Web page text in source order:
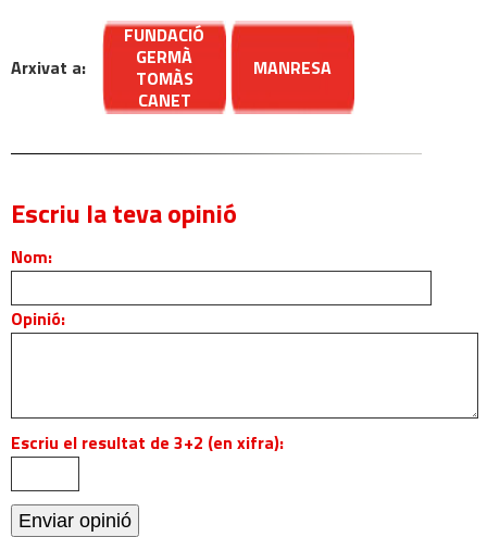
Arxivat a:
FUNDACIÓ
GERMÀ
TOMÀS
CANET
MANRESA
Escriu la teva opinió
Nom:
Opinió:
Escriu el resultat de 3+2 (en xifra):